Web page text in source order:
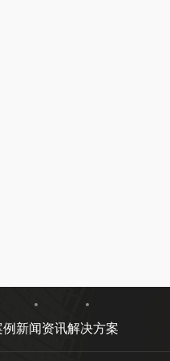
新闻资讯解决方案